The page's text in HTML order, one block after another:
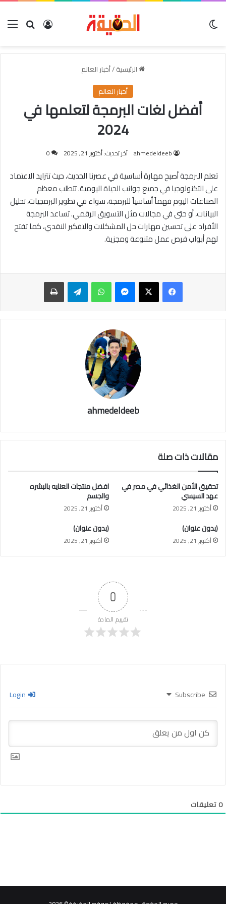
بحث عنتسجيل
الرئيسية/أخبار العالم
أخبار العالم
أفضل لغات البرمجة لتعلمها في
2024
ahmedeldeeb آخر تحديث: أكتوبر 21, 2025 0
تعلم البرمجة أصبح مهارة أساسية في عصرنا الحديث، حيث تتزايد الاعتماد
على التكنولوجيا في جميع جوانب الحياة اليومية. تتطلب معظم
الصناعات اليوم فهماً أساسياً للبرمجة، سواء في تطوير البرمجيات، تحليل
البيانات، أو حتى في مجالات مثل التسويق الرقمي. تساعد البرمجة
الأفراد على تحسين مهارات حل المشكلات والتفكير النقدي، كما تفتح
لهم أبواب فرص عمل متنوعة ومجزية.
ماسنجر واتساب تيلقرام طباعة
ahmedeldeeb
مقالات ذات صلة
تحقيق الأمن الغذائي في مصر في
عهد السيسي
أكتوبر 21, 2025
افضل منتجات العنايه بالبشره
والجسم
أكتوبر 21, 2025
(بدون عنوان)
أكتوبر 21, 2025
(بدون عنوان)
أكتوبر 21, 2025
0
تقييم المادة
Subscribe
0تعليقات